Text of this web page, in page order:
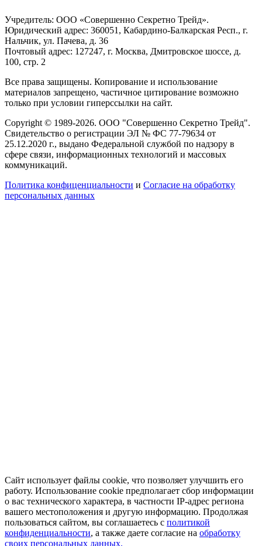
Учредитель: ООО «Совершенно Секретно Трейд».
Юридический адрес: 360051, Кабардино-Балкарская Респ., г.
Нальчик, ул. Пачева, д. 36
Почтовый адрес: 127247, г. Москва, Дмитровское шоссе, д.
100, стр. 2
Все права защищены. Копирование и использование
материалов запрещено, частичное цитирование возможно
только при условии гиперссылки на сайт.
Copyright © 1989-2026. ООО "Совершенно Секретно Трейд".
Свидетельство о регистрации ЭЛ № ФС 77-79634 от
25.12.2020 г., выдано Федеральной службой по надзору в
сфере связи, информационных технологий и массовых
коммуникаций.
Политика конфиценциальности и Согласие на обработку
персональных данных
Сайт использует файлы cookie, что позволяет улучшить его
работу. Использование cookie предполагает сбор информации
о вас технического характера, в частности IP-адрес региона
вашего местоположения и другую информацию. Продолжая
пользоваться сайтом, вы соглашаетесь с политикой
конфиденциальности, а также даете согласие на обработку
своих персональных данных.